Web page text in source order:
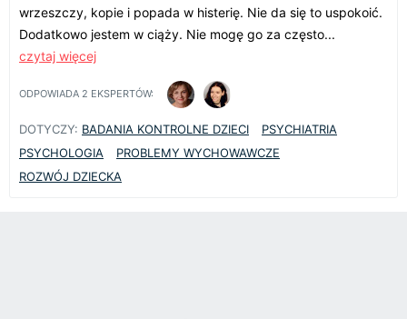
wrzeszczy, kopie i popada w histerię. Nie da się to uspokoić.
Dodatkowo jestem w ciąży. Nie mogę go za często...
czytaj więcej
ODPOWIADA 2 EKSPERTÓW:
DOTYCZY: BADANIA KONTROLNE DZIECI
PSYCHIATRIA
PSYCHOLOGIA
PROBLEMY WYCHOWAWCZE
ROZWÓJ DZIECKA